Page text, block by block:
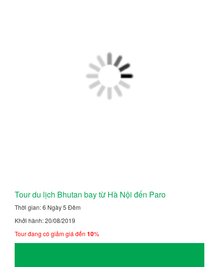
Tour du lịch Bhutan bay từ Hà Nội đến Paro
Thời gian: 6 Ngày 5 Đêm
Khởi hành: 20/08/2019
Tour đang có giảm giá đến 10%